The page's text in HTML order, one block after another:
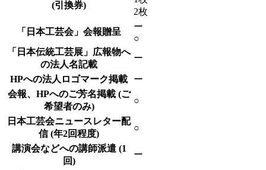
(引換券)
2枚
「日本工芸会」会報贈呈
ー
○
「日本伝統工芸展」広報物へ
の法人名記載
ー
HPへの法人ロゴマーク掲載
ー
会報、HPへのご芳名掲載 (ご
希望者のみ)
○
日本工芸会ニュースレター配
信(年2回程度)
○
講演会などへの講師派遣 (1
回)
ー